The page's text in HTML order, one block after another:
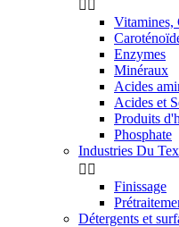
 
Vitamines,
Enzymes
Minéraux
Acides
Acides et
Produits
Phosphate
Industries Du
 
Finissage
Détergents et